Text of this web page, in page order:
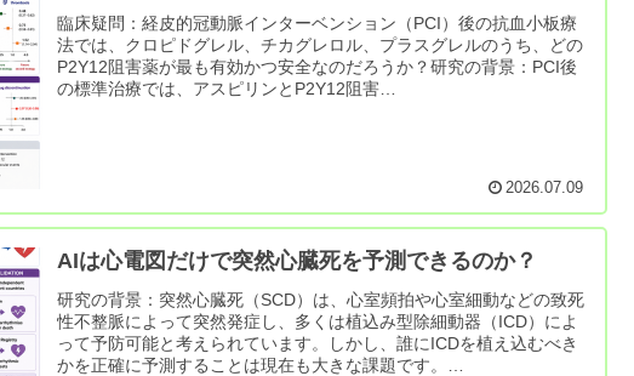
臨床疑問：経皮的冠動脈インターベンション（PCI）後の抗血小板療
法では、クロピドグレル、チカグレロル、プラスグレルのうち、どの
P2Y12阻害薬が最も有効かつ安全なのだろうか？研究の背景：PCI後
の標準治療では、アスピリンとP2Y12阻害…
2026.07.09
AIは心電図だけで突然心臓死を予測できるのか？
研究の背景：突然心臓死（SCD）は、心室頻拍や心室細動などの致死
性不整脈によって突然発症し、多くは植込み型除細動器（ICD）によ
って予防可能と考えられています。しかし、誰にICDを植え込むべき
かを正確に予測することは現在も大きな課題です。…